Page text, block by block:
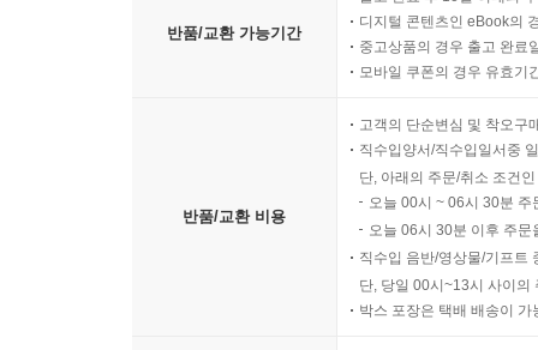
반품/교환 가능기간
디지털 콘텐츠인 eBook의
중고상품의 경우 출고 완료
모바일 쿠폰의 경우 유효기
반품/교환 비용
고객의 단순변심 및 착오구
직수입양서/직수입일서중
단, 아래의 주문/취소 조건
오늘 00시 ~ 06시 30분
오늘 06시 30분 이후 주
직수입 음반/영상물/기프트
단, 당일 00시~13시 사이의
박스 포장은 택배 배송이